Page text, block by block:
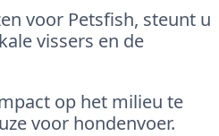
voor Petsfish, steunt u
vissers en de
op het milieu te
voor hondenvoer.